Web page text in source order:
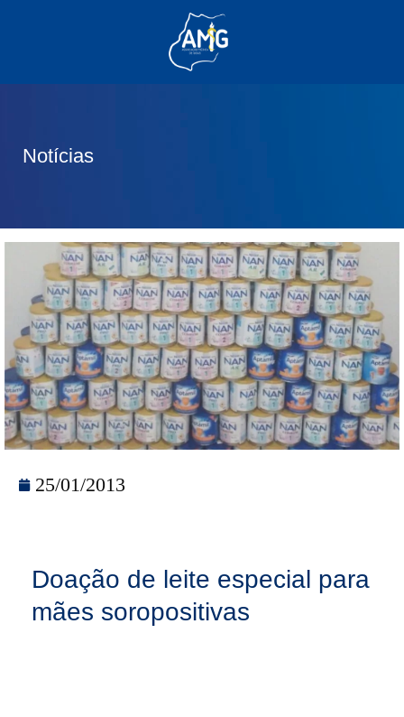
Notícias
25/01/2013
Doação de leite especial para
mães soropositivas